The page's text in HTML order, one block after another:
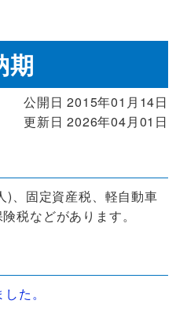
期
公開日 2015年01月14日
更新日 2026年04月01日
)、固定資産税、軽自動車
税などがあります。
た。